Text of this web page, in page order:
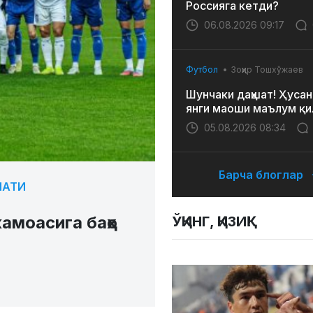
баҳо
Россияга кетди?
06.08.2026 09:17
Футбол Зоҳир Тошхўжаев
Шунчаки даҳшат!
янги маоши маълум
05.08.2026 08:34
Барча блоглар
ЎҚИНГ, ҚИЗИҚ!